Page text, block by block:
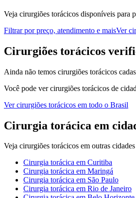
Veja cirurgiões torácicos disponíveis para
Filtrar por preço, atendimento e maisVer
Cirurgiões torácicos
Ainda não temos cirurgiões torácicos
Você pode vercirurgiões torácicos de
Vercirurgiões torácicos em todo o Brasil
Cirurgia torácica em
Veja cirurgiões torácicos em outras
Cirurgia torácica em Curitiba
Cirurgia torácica em Maringá
Cirurgia torácica em São Paulo
Cirurgia torácica em Rio de Janeiro